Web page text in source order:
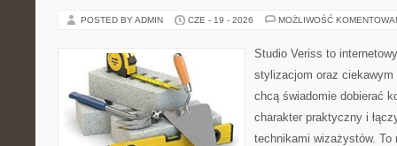
POSTED BY ADMIN CZE - 19 - 2026 MOŻLIWOŚĆ
Studio Veriss to
stylizacjom oraz ciekawym
chcą świadomie dobierać
charakter praktyczny i
technikami wizażystów. To